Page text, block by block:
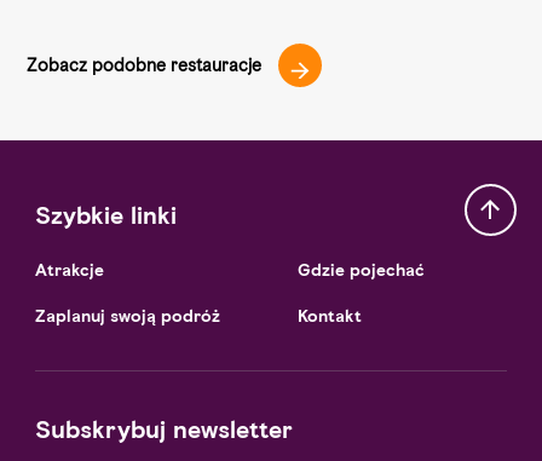
Zobacz podobne restauracje
Szybkie linki
Atrakcje
Zaplanuj swoją podróż
Gdzie pojechać
Kontakt
Subskrybuj newsletter